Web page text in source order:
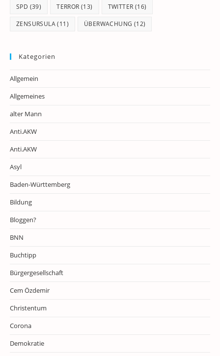
SPD (39) TERROR (13) TWITTER (16)
ZENSURSULA(11) ÜBERWACHUNG (12)
Kategorien
Allgemein
Allgemeines
alter Mann
Anti.AKW
Anti.AKW
Asyl
Baden-Württemberg
Bildung
Bloggen?
BNN
Buchtipp
Bürgergesellschaft
Cem Özdemir
Christentum
Corona
Demokratie